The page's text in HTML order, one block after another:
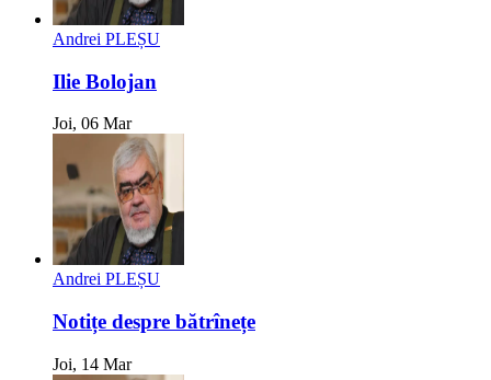
Andrei PLEȘU
Ilie Bolojan
Joi, 06 Mar
Andrei PLEȘU
Notițe despre bătrînețe
Joi, 14 Mar